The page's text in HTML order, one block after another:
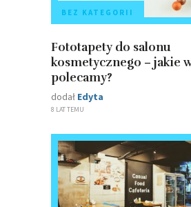
BEZ KATEGORII
Fototapety do salonu
kosmetycznego – jakie
polecamy?
dodał Edyta
8 LAT TEMU